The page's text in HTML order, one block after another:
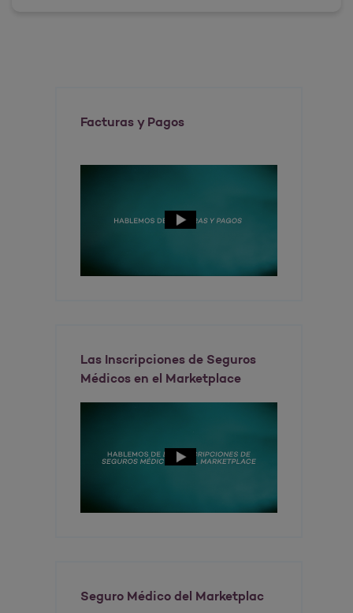
Facturas y Pagos
Las Inscripciones de Seguros
Médicos en el Marketplace
Seguro Médico del Marketplac